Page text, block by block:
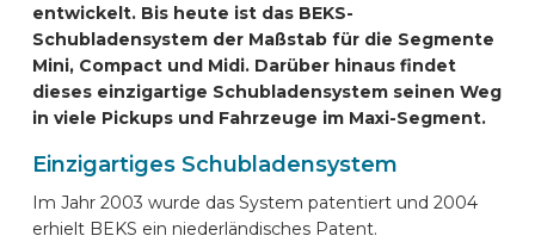
AUTOMARKEN
ONLINE EINRICHTEN
entwickelt. Bis heute ist das BEKS-
Schubladensystem der Maßstab für die Segmente
Mini, Compact und Midi. Darüber hinaus findet
dieses einzigartige Schubladensystem seinen Weg
in viele Pickups und Fahrzeuge im Maxi-Segment.
Einzigartiges Schubladensystem
Im Jahr 2003 wurde das System patentiert und 2004
erhielt BEKS ein niederländisches Patent.